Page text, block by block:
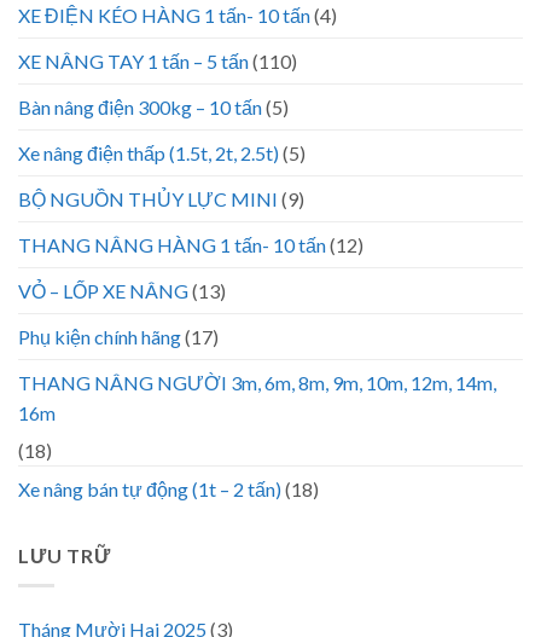
XE ĐIỆN KÉO HÀNG 1 tấn- 10 tấn(4)
XE NÂNG TAY 1 tấn – 5 tấn(110)
Bàn nâng điện 300kg – 10 tấn(5)
Xe nâng điện thấp (1.5t, 2t, 2.5t)(5)
BỘ NGUỒN THỦY LỰC MINI (9)
THANG NÂNG HÀNG 1 tấn- 10 tấn(12)
VỎ – LỐP XE NÂNG(13)
Phụ kiện chính hãng(17)
THANG NÂNG NGƯỜI 3m, 6m, 8m, 9m, 10m, 12m, 14m,
16m
(18)
Xe nâng bán tự động (1t – 2 tấn)(18)
LƯU TRỮ
Tháng Mười Hai 2025(3)